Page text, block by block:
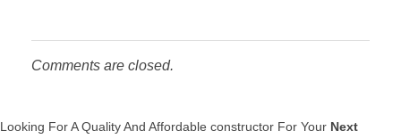
Comments are closed.
Looking For A Quality And Affordable constructor For Your Next